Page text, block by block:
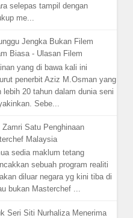
selepas tampil dengan
me...
Jengka Bukan Filem
Biasa - Ulasan Filem
yang di bawa kali ini
penerbit Aziz M.Osman yang
lebih 20 tahun dalam dunia seni
Sebe...
Zamri Satu Penghinaan
Malaysia
sedia maklum tetang
sebuah program realiti
diluar negara yg kini tiba di
bukan Masterchef ...
Seri Siti Nurhaliza Menerima